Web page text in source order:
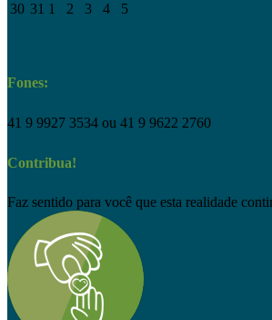
30 31 1 2 3 4 5
Fones:
41 9 9927 3534 ou 41 9 9622 2760
Contribua!
Faz sentido para você que esta realidade